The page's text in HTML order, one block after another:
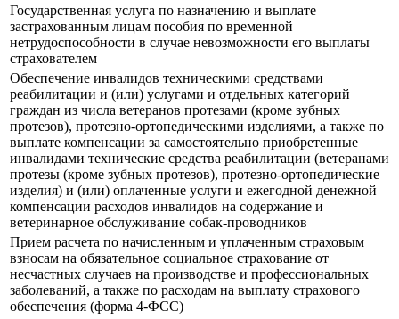
Государственная услуга по назначению и выплате
застрахованным лицам пособия по временной
нетрудоспособности в случае невозможности его выплаты
страхователем
Обеспечение инвалидов техническими средствами
реабилитации и (или) услугами и отдельных категорий
граждан из числа ветеранов протезами (кроме зубных
протезов), протезно-ортопедическими изделиями, а также по
выплате компенсации за самостоятельно приобретенные
инвалидами технические средства реабилитации (ветеранами
протезы (кроме зубных протезов), протезно-ортопедические
изделия) и (или) оплаченные услуги и ежегодной денежной
компенсации расходов инвалидов на содержание и
ветеринарное обслуживание собак-проводников
Прием расчета по начисленным и уплаченным страховым
взносам на обязательное социальное страхование от
несчастных случаев на производстве и профессиональных
заболеваний, а также по расходам на выплату страхового
обеспечения (форма 4-ФСС)